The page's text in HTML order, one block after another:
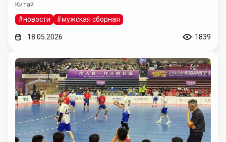
Китай
#новости #мужская сборная
18.05.2026 1839